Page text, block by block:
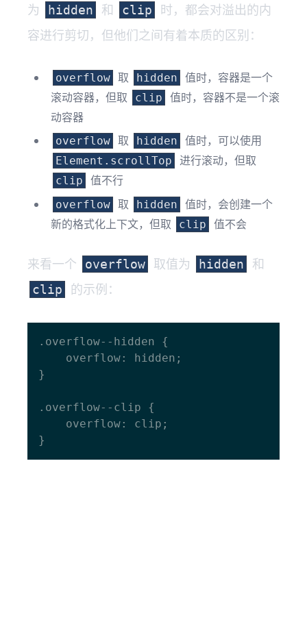
为
hidden 和 clip
时，都会对溢出的内
容进行剪切，但他们之间有着本质的区别：
overflow 取 hidden
值时，容器是一个
滚动容器，但取
clip
值时，容器不是一个滚
动容器
overflow 取 hidden 值时，可以使用
Element.scrollTop 进行滚动，但取
clip 值不行
overflow 取 hidden
值时，会创建一个
新的格式化上下文，但取
clip 值不会
来看一个 overflow 取值为 hidden 和
clip 的示例：
.overflow--hidden {
}
.overflow--clip {